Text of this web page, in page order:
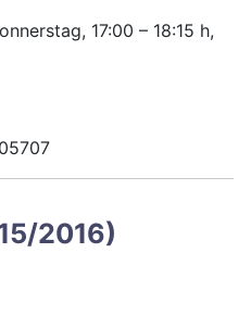
17:00 – 18:15 h,
2016)